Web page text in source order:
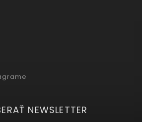
NEWSLETTER